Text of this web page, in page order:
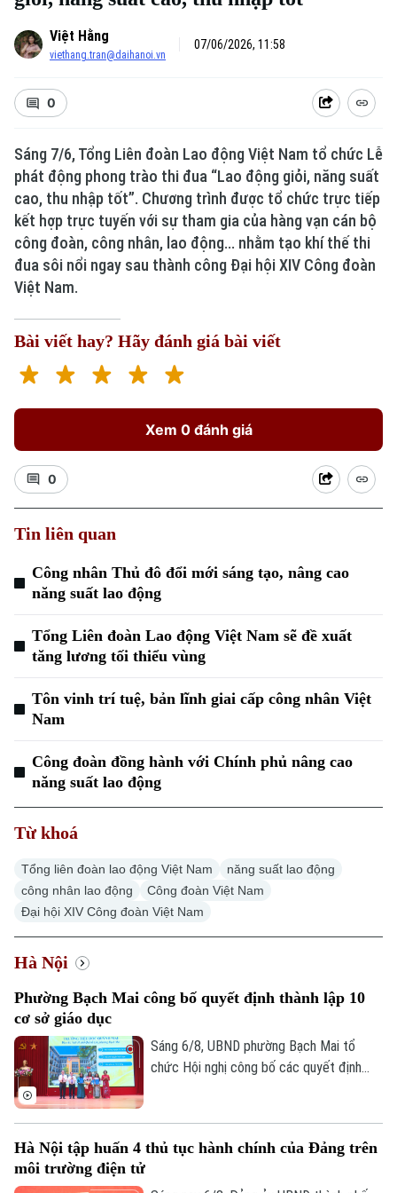
Xu hướng
Việt Hằng
viethang.tran@daihanoi.vn
07/06/2026, 11:58
0
Sáng 7/6, Tổng Liên đoàn Lao động Việt Nam tổ chức Lễ
phát động phong trào thi đua “Lao động giỏi, năng suất
cao, thu nhập tốt”. Chương trình được tổ chức trực tiếp
kết hợp trực tuyến với sự tham gia của hàng vạn cán bộ
công đoàn, công nhân, lao động... nhằm tạo khí thế thi
đua sôi nổi ngay sau thành công Đại hội XIV Công đoàn
Việt Nam.
Bài viết hay? Hãy đánh giá bài viết
Xem 0 đánh giá
0
Tin liên quan
Công nhân Thủ đô đổi mới sáng tạo, nâng cao
năng suất lao động
Tổng Liên đoàn Lao động Việt Nam sẽ đề xuất
tăng lương tối thiểu vùng
Tôn vinh trí tuệ, bản lĩnh giai cấp công nhân Việt
Nam
Công đoàn đồng hành với Chính phủ nâng cao
năng suất lao động
Từ khoá
Tổng liên đoàn lao động Việt Nam
năng suất lao động
công nhân lao động
Công đoàn Việt Nam
Đại hội XIV Công đoàn Việt Nam
Hà Nội
Phường Bạch Mai công bố quyết định thành lập 10
cơ sở giáo dục
Sáng 6/8, UBND phường Bạch Mai tổ
chức Hội nghị công bố các quyết định
sở công lập trên địa bàn.
Hà Nội tập huấn 4 thủ tục hành chính của Đảng trên
môi trường điện tử